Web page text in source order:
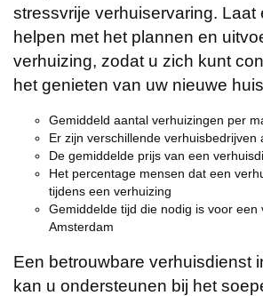
stressvrije verhuiservaring. Laat
helpen met het plannen en
verhuizing, zodat u zich kunt
het genieten van uw nieuwe
Gemiddeld aantal verhuizingen per
Er zijn verschillende verhuisbedrijven
De gemiddelde prijs van een
Het percentage mensen dat een
tijdens een verhuizing
Gemiddelde tijd die nodig is voor een
Amsterdam
Een betrouwbare verhuisdienst
kan u ondersteunen bij het